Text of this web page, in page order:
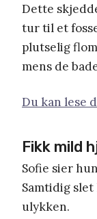
Dette
tur til et
plutselig
mens de
Du kan lese
Fikk mild
Sofie sier
Samtidig
ulykken.